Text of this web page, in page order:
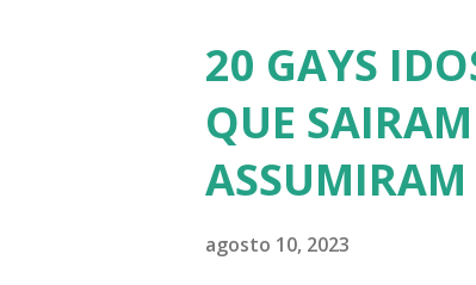
busca de ser feliz, e
Apresenta o programa
Abrão. A loira também
20 GAYS
QUE
ASSUMIRAM
agosto 10, 2023